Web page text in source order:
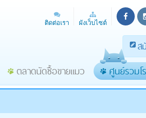
ติดต่อเรา ผังเว็บไซต์
ส
ตลาดนัดซื้อขายแมว ศูนย์รวมโ